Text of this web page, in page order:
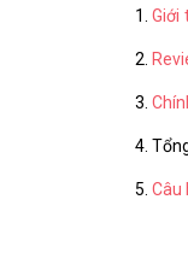
1.Giới
2.
3.
4.
5.Câu